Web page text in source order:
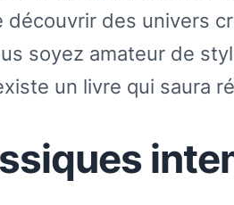
des univers
soyez amateur de
un livre qui saura